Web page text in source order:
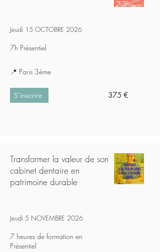
Jeudi 15 OCTOBRE 2026
7h Présentiel
📍 Paris 3ème
S'inscrire 375 €
Transformer la valeur de son
cabinet dentaire en
patrimoine durable
Jeudi 5 NOVEMBRE 2026
7 heures de formation en
Présentiel